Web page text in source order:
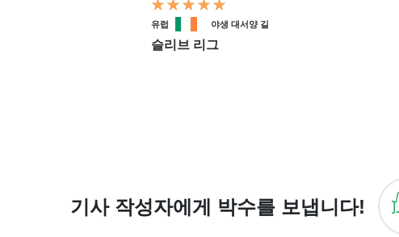
유럽 야생 대서양 길
슬리브 리그
기사 작성자에게 박수를 보냅니다!